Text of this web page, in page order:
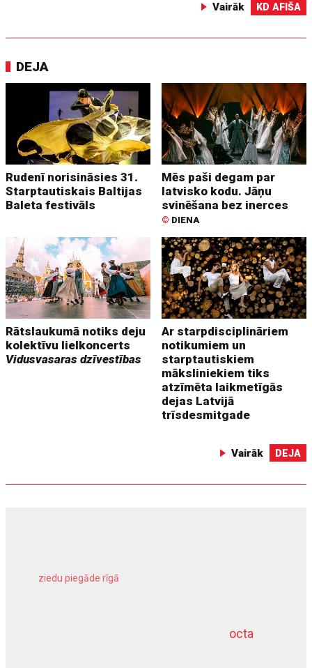
Vairāk KD AFIŠA
DEJA
Rudenī norisināsies 31.
Starptautiskais Baltijas
Baleta festivāls
Mēs paši degam par
latvisko kodu. Jāņu
svinēšana bez inerces
© DIENA
Rātslaukumā notiks deju
kolektīvu lielkoncerts
Vidusvasaras dzīvestības
Ar starpdisciplināriem
notikumiem un
starptautiskiem
māksliniekiem tiks
atzīmēta laikmetīgās
dejas Latvijā
trīsdesmitgade
Vairāk DEJA
octa
ziedu piegāde rīgā
dziļurbums